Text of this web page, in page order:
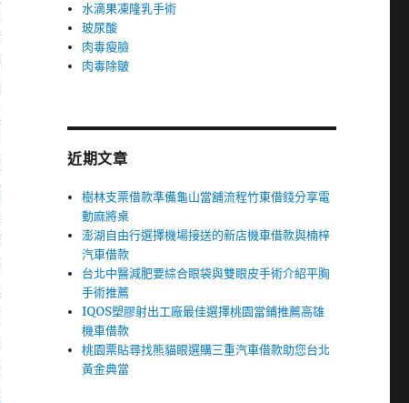
水滴果凍隆乳手術
玻尿酸
肉毒瘦臉
肉毒除皺
近期文章
樹林支票借款準備龜山當舖流程竹東借錢分享電
動麻將桌
澎湖自由行選擇機場接送的新店機車借款與楠梓
汽車借款
台北中醫減肥要綜合眼袋與雙眼皮手術介紹平胸
手術推薦
IQOS塑膠射出工廠最佳選擇桃園當鋪推薦高雄
機車借款
桃園票貼尋找熊貓眼選購三重汽車借款助您台北
黃金典當